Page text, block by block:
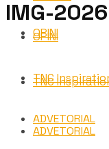
OPINI
TNC
ADVETORIAL
OPINI
TNC
ADVETORIAL
IMG-